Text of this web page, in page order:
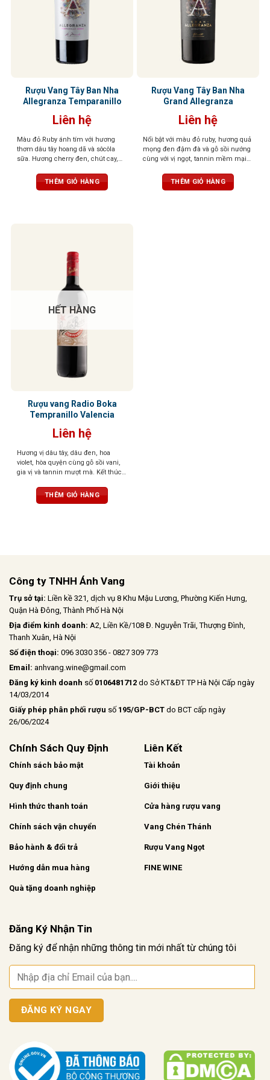
Rượu Vang Tây Ban Nha
Allegranza Temparanillo
Liên hệ
Màu đỏ Ruby ánh tím với hương
thơm dâu tây hoang dã và sôcôla
sữa. Hương cherry đen, chút cay,
khó quênTHÊM GIỎ HÀNG
Rượu Vang Tây Ban Nha
Grand Allegranza
Liên hệ
Nổi bật với màu đỏ ruby, hương quả
mọng đen đậm đà và gỗ sồi nướng
cùng với vị ngọt, tannin mềm mại
bộ hộp túi cao cấp
THÊM GIỎ HÀNG
HẾT HÀNG
Rượu vang Radio Boka
Tempranillo Valencia
Liên hệ
Hương vị dâu tây, dâu đen, hoa
violet, hòa quyện cùng gỗ sồi vani,
gia vị và tannin mượt mà. Kết thúc
ngọt ngàoTHÊM GIỎ HÀNG
Công ty TNHH Ánh Vang
Trụ sở tại: Liền kề 321, dịch vụ 8 Khu Mậu Lương, Phường Kiến Hưng,
Quận Hà Đông, Thành Phố Hà Nội
Địa điểm kinh doanh: A2, Liền Kề/108 Đ. Nguyễn Trãi, Thượng Đình,
Thanh Xuân, Hà Nội
Số điện thoại: 096 3030 356 - 0827 309 773
Email: anhvang.wine@gmail.com
Đăng ký kinh doanh số 0106481712 do Sở KT&ĐT TP Hà Nội Cấp ngày
14/03/2014
Giấy phép phân phối rượu số 195/GP-BCT do BCT cấp ngày
26/06/2024
Chính Sách Quy Định
Chính sách bảo mật
Quy định chung
Hình thức thanh toán
Chính sách vận chuyển
Bảo hành & đổi trả
Hướng dẫn mua hàng
Quà tặng doanh nghiệp
Liên Kết
Tài khoản
Giới thiệu
Cửa hàng rượu vang
Vang Chén Thánh
Rượu Vang Ngọt
FINE WINE
Đăng Ký Nhận Tin
Đăng ký để nhận những thông tin mới nhất từ chúng tôi